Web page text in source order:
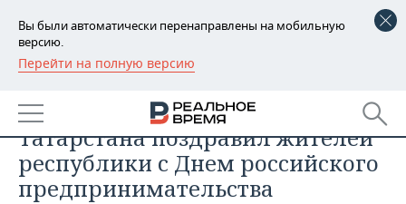
Вы были автоматически перенаправлены на мобильную
версию.
Перейти на полную версию
РЕГИОНЫ
БАШКОРТОСТАН
ТАТАРСТАН
УДМУРТИЯ
НОВОСТИ
АНАЛИТИКА
НОВОСТИ АНАЛИТИКИ
ЭКОНОМИКА
Глава Минэкономики
Татарстана поздравил жителей
республики с Днем российского
предпринимательства